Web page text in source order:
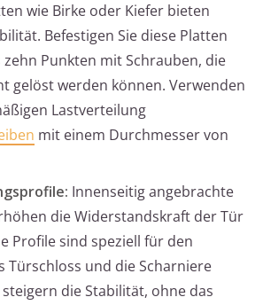
wie Birke oder Kiefer bieten
Befestigen Sie diese Platten
Punkten mit Schrauben, die
gelöst werden können. Verwenden
Lastverteilung
mit einem Durchmesser von
Innenseitig angebrachte
die Widerstandskraft der Tür
Profile sind speziell für den
Türschloss und die Scharniere
die Stabilität, ohne das